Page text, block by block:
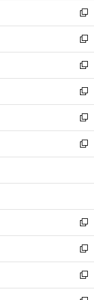
で
開
く
ド
ウ
で
開
く
ィ
ン
ド
ウ
で
開
く
い
ウ
ィ
ン
ド
ウ
で
開
く
新
し
い
ウ
ィ
ン
ド
ウ
で
開
く
新
し
い
ウ
ィ
ン
ド
ウ
で
開
新
し
い
ウ
ィ
ン
ド
ウ
開
新
し
い
ウ
ィ
ン
ウ
開
く
新
し
い
ウ
ン
ウ
で
開
く
新
し
ウ
ン
ド
ウ
で
開
く
新
し
い
ウ
ィ
ン
新
し
い
ウ
新
し